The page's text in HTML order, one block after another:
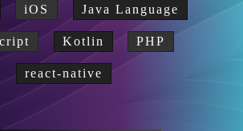
iOS Java Language
Kotlin PHP
react-native